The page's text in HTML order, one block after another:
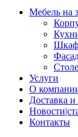
Мебель на
Услуги
О
Доставка и
Контакты